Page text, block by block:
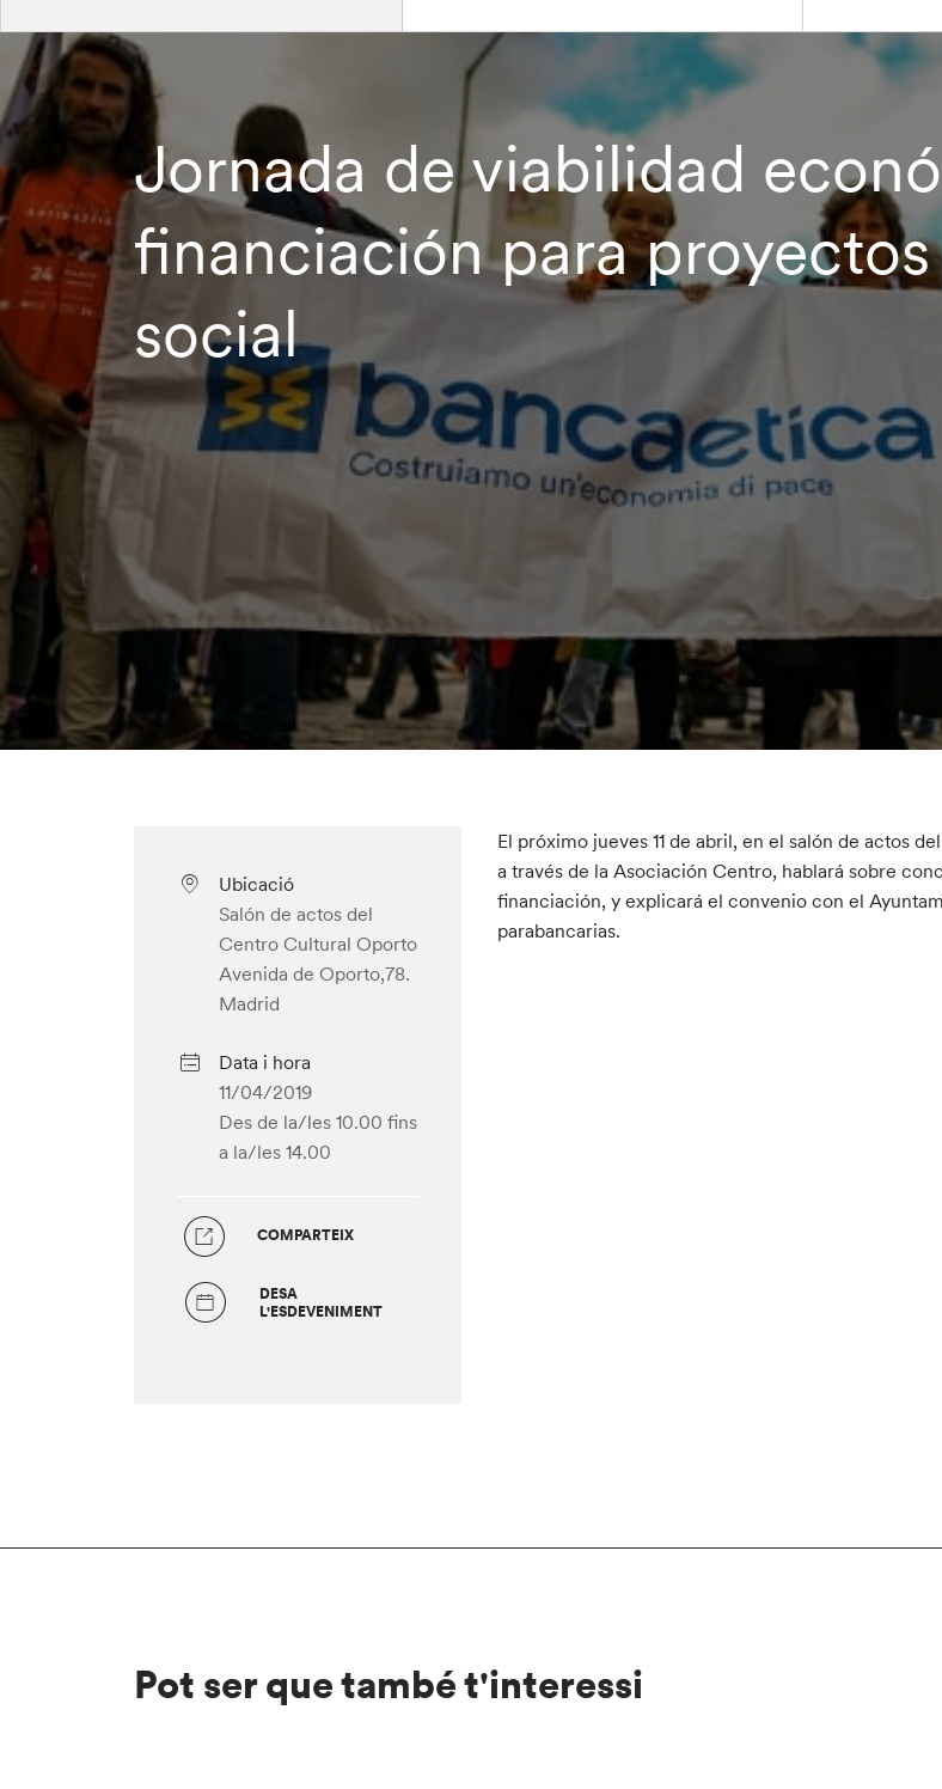
Jornada de viabilidad
financiación para
social
Ubicació
Salón de actos del
Centro Cultural Oporto
Avenida de Oporto,78.
Madrid
Data i hora
11/04/2019
Des de la/les 10.00 fins
a la/les 14.00
COMPARTEIX
DESA
L'ESDEVENIMENT
El próximo jueves 11 de abril, en el salón de actos
a través de la Asociación Centro, hablará sobre
financiación, y explicará el convenio con el
parabancarias.
Pot ser que també t'interessi